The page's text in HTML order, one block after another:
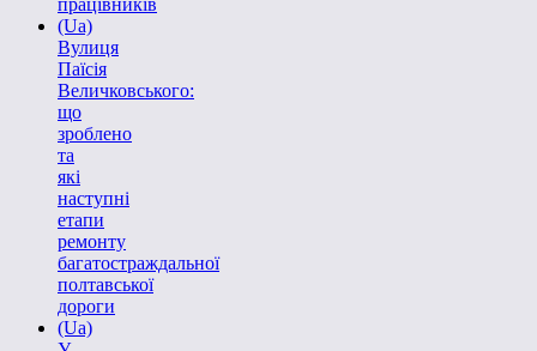
(Ua)
Вулиця
Паїсія
Величковського:
що
зроблено
та
які
наступні
етапи
ремонту
багатостраждальної
полтавської
дороги
(Ua)